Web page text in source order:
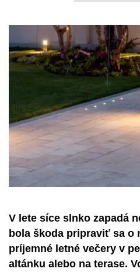
V lete síce slnko zapadá
bola škoda pripraviť sa o
príjemné letné večery v
altánku alebo na terase.